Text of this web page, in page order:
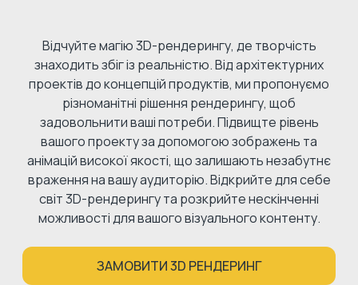
Відчуйте магію 3D-рендерингу, де творчість
знаходить збіг із реальністю. Від архітектурних
проектів до концепцій продуктів, ми пропонуємо
різноманітні рішення рендерингу, щоб
задовольнити ваші потреби. Підвищте рівень
вашого проекту за допомогою зображень та
анімацій високої якості, що залишають незабутнє
враження на вашу аудиторію. Відкрийте для себе
світ 3D-рендерингу та розкрийте нескінченні
можливості для вашого візуального контенту.
ЗАМОВИТИ 3D РЕНДЕРИНГ